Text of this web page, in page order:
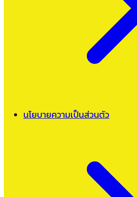
นโยบายความเป็นส่วนตัว